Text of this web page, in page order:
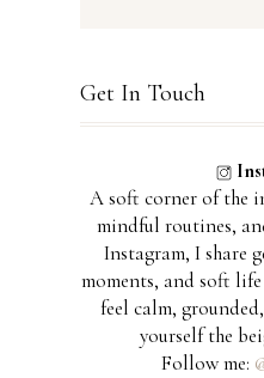
Get In Touch
A soft corner of the
mindful routines,
Instagram, I share
moments, and soft
feel calm,
yourself the
Follow me: